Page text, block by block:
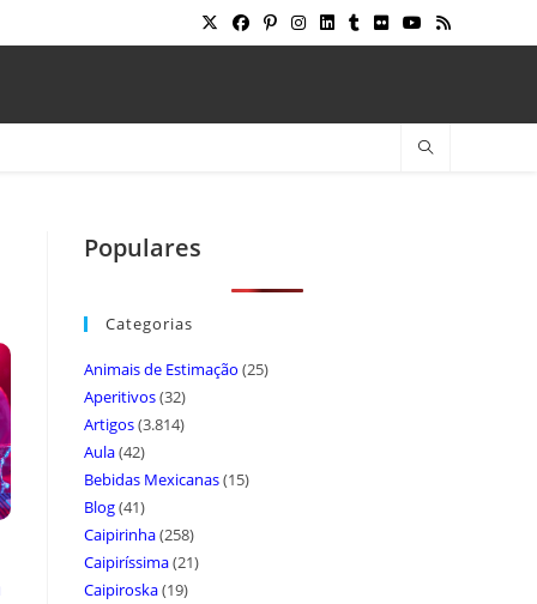
Populares
Categorias
Animais de Estimação (25)
Aperitivos(32)
Artigos(3.814)
Aula(42)
Bebidas Mexicanas(15)
Blog(41)
Caipirinha(258)
Caipiríssima(21)
Caipiroska(19)